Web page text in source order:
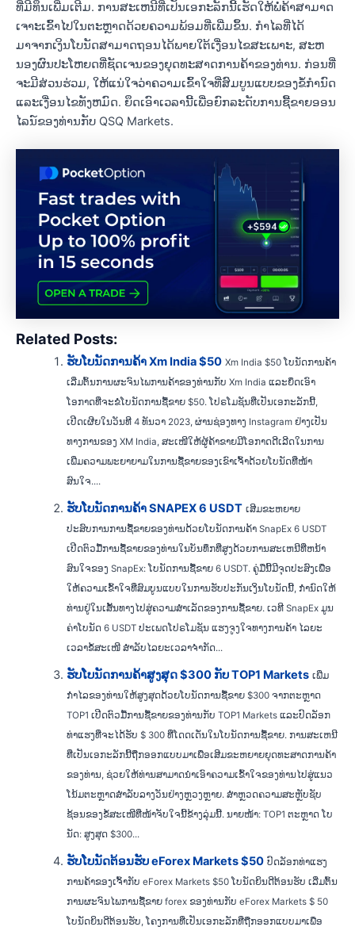
ທີ່​ມີ​ທຶນ​ເພີ່ມ​ເຕີມ​. ການສະເຫນີທີ່ເປັນເອກະລັກນີ້ເຮັດໃຫ້ພໍ່ຄ້າສາມາດ
ເຈາະເຂົ້າໄປໃນຕະຫຼາດດ້ວຍຄວາມພ້ອມທີ່ເພີ່ມຂຶ້ນ. ກໍາໄລທີ່ໄດ້
ມາຈາກເງິນໂບນັດສາມາດຖອນໄດ້ພາຍໃຕ້ເງື່ອນໄຂສະເພາະ, ສະຫ
ນອງຜົນປະໂຫຍດທີ່ຊັດເຈນຂອງຍຸດທະສາດການຄ້າຂອງທ່ານ. ກ່ອນທີ່
ຈະມີສ່ວນຮ່ວມ, ໃຫ້ແນ່ໃຈວ່າຄວາມເຂົ້າໃຈທີ່ສົມບູນແບບຂອງຂໍ້ກໍານົດ
ແລະເງື່ອນໄຂທັງຫມົດ. ຍຶດເອົາເວລານີ້ເພື່ອຍົກລະດັບການຊື້ຂາຍອອນ
ໄລນ໌ຂອງທ່ານກັບ QSQ Markets.
Related Posts:
ຮັບໂບນັດການຄ້າ Xm India $50 Xm India $50 ໂບນັດການຄ້າ
ເລີ່ມຕົ້ນການຜະຈົນໄພການຄ້າຂອງທ່ານກັບ Xm India ແລະຍຶດເອົາ
ໂອກາດທີ່ຈະຂໍໂບນັດການຊື້ຂາຍ $50. ໂປຣໂມຊັນທີ່ເປັນເອກະລັກນີ້,
ເປີດເຜີຍໃນວັນທີ 4 ທັນວາ 2023, ຜ່ານຊ່ອງທາງ Instagram ຢ່າງເປັນ
ທາງການຂອງ XM India, ສະເໜີໃຫ້ຜູ້ຄ້າຂາຍມີໂອກາດດີເລີດໃນການ
ເພີ່ມຄວາມພະຍາຍາມໃນການຊື້ຂາຍຂອງເຂົາເຈົ້າດ້ວຍໂບນັດທີ່ໜ້າ
ສົນໃຈ....
ຮັບໂບນັດການຄ້າ SNAPEX 6 USDT ເສີມຂະຫຍາຍ
ປະສົບການການຊື້ຂາຍຂອງທ່ານດ້ວຍໂບນັດການຄ້າ SnapEx 6 USDT
ເປີດຕົວມື້ການຊື້ຂາຍຂອງທ່ານໃນບັນທຶກທີ່ສູງດ້ວຍການສະເຫນີທີ່ຫນ້າ
ສົນໃຈຂອງ SnapEx: ໂບນັດການຊື້ຂາຍ 6 USDT. ຄູ່ມືນີ້ມີຈຸດປະສົງເພື່ອ
ໃຫ້ຄວາມເຂົ້າໃຈທີ່ສົມບູນແບບໃນການຮັບປະກັນເງິນໂບນັດນີ້, ກໍານົດໃຫ້
ທ່ານຢູ່ໃນເສັ້ນທາງໄປສູ່ຄວາມສໍາເລັດຂອງການຊື້ຂາຍ. ເວທີ SnapEx ມູນ
ຄ່າໂບນັດ 6 USDT ປະເພດໂປຣໂມຊັນ ແຮງຈູງໃຈທາງການຄ້າ ໄລຍະ
ເວລາຂໍ້ສະເໜີ ສໍາລັບໄລຍະເວລາຈໍາກັດ...
ຮັບໂບນັດການຄ້າສູງສຸດ $300 ກັບ TOP1 Markets ເພີ່ມ
ກໍາໄລຂອງທ່ານໃຫ້ສູງສຸດດ້ວຍໂບນັດການຊື້ຂາຍ $300 ຈາກຕະຫຼາດ
TOP1 ເປີດຕົວມື້ການຊື້ຂາຍຂອງທ່ານກັບ TOP1 Markets ແລະປົດລັອກ
ທ່າແຮງທີ່ຈະໄດ້ຮັບ $ 300 ທີ່ໂດດເດັ່ນໃນໂບນັດການຊື້ຂາຍ. ການສະເຫນີ
ທີ່ເປັນເອກະລັກນີ້ຖືກອອກແບບມາເພື່ອເສີມຂະຫຍາຍຍຸດທະສາດການຄ້າ
ຂອງທ່ານ, ຊ່ວຍໃຫ້ທ່ານສາມາດນໍາເອົາຄວາມເຂົ້າໃຈຂອງທ່ານໄປສູ່ແນວ
ໂນ້ມຕະຫຼາດສໍາລັບລາງວັນຢ່າງຫຼວງຫຼາຍ. ສຳຫຼວດຄວາມສະຫຼັບຊັບ
ຊ້ອນຂອງຂໍ້ສະເໜີທີ່ໜ້າຈັບໃຈນີ້ຂ້າງລຸ່ມນີ້. ນາຍໜ້າ: TOP1 ຕະຫຼາດ ໂບ
ນັດ: ສູງສຸດ $300...
ຮັບໂບນັດຕ້ອນຮັບ eForex Markets $50 ປົດລັອກທ່າແຮງ
ການຄ້າຂອງເຈົ້າກັບ eForex Markets $50 ໂບນັດຍິນດີຕ້ອນຮັບ ເລີ່ມຕົ້ນ
ການຜະຈົນໄພການຊື້ຂາຍ forex ຂອງທ່ານກັບ eForex Markets $ 50
ໂບນັດຍິນດີຕ້ອນຮັບ, ໂຄງການທີ່ເປັນເອກະລັກທີ່ຖືກອອກແບບມາເພື່ອ